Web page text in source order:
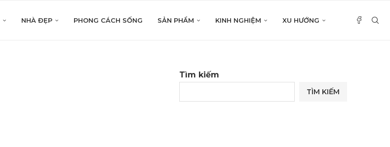
NHÀ ĐẸP PHONG CÁCH SỐNG SẢN PHẨM KINH NGHIỆM XU HƯỚNG
Tìm kiếm
TÌM KIẾM